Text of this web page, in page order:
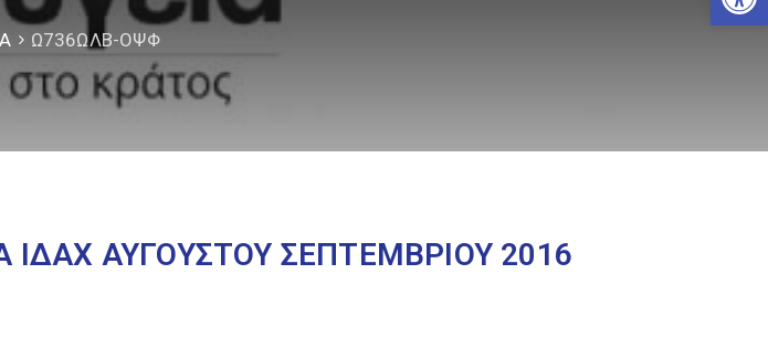
Ω736ΩΛΒ-ΟΨΦ
ΑΥΓΟΥΣΤΟΥ ΣΕΠΤΕΜΒΡΙΟΥ 2016